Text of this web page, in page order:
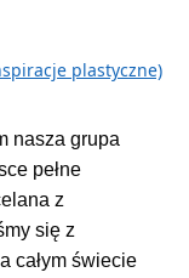
plastyczne)
nasza grupa
pełne
z
się z
całym świecie